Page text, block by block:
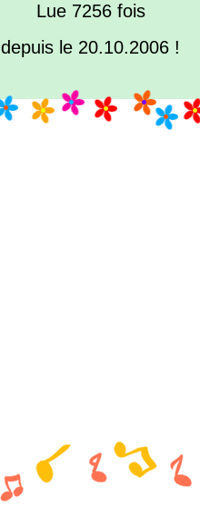
Lue 7256 fois
depuis le 20.10.2006 !